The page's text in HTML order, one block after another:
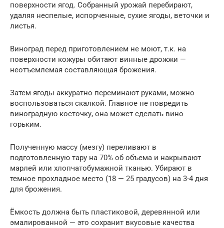
поверхности ягод. Собранный урожай перебирают,
удаляя неспелые, испорченные, сухие ягоды, веточки и
листья.
Виноград перед приготовлением не моют, т.к. на
поверхности кожуры обитают винные дрожжи —
неотъемлемая составляющая брожения.
Затем ягоды аккуратно переминают руками, можно
воспользоваться скалкой. Главное не повредить
виноградную косточку, она может сделать вино
горьким.
Полученную массу (мезгу) переливают в
подготовленную тару на 70% об объема и накрывают
марлей или хлопчатобумажной тканью. Убирают в
темное прохладное место (18 — 25 градусов) на 3-4 дня
для брожения.
Ёмкость должна быть пластиковой, деревянной или
эмалированной — это сохранит вкусовые качества